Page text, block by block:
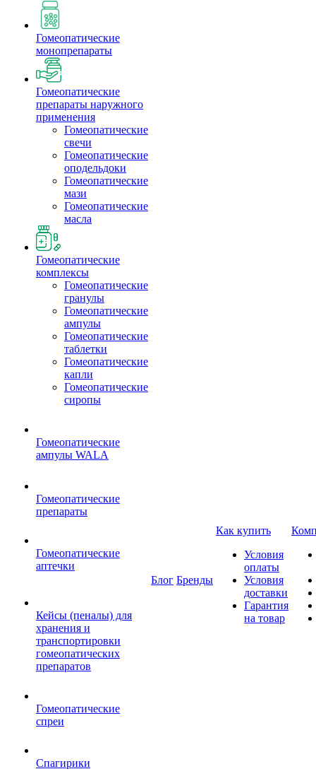
Гомеопатические
монопрепараты
Гомеопатические
препараты наружного
применения
Гомеопатические
свечи
Гомеопатические
оподельдоки
Гомеопатические
мази
Гомеопатические
масла
Гомеопатические
комплексы
Гомеопатические
гранулы
Гомеопатические
ампулы
Гомеопатические
таблетки
Гомеопатические
капли
Гомеопатические
сиропы
Гомеопатические
ампулы WALA
Гомеопатические
препараты
Гомеопатические
аптечки
Кейсы (пеналы) для
хранения и
транспортировки
гомеопатических
препаратов
Гомеопатические
спреи
Спагирики
Блог Бренды
Как купить
Условия
оплаты
Условия
доставки
Гарантия
на товар